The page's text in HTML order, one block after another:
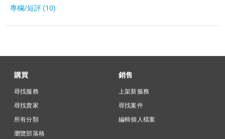
專欄/短評 (10)
購買
尋找服務
尋找賣家
所有分類
瀏覽部落格
銷售
上架新服務
尋找案件
編輯個人檔案